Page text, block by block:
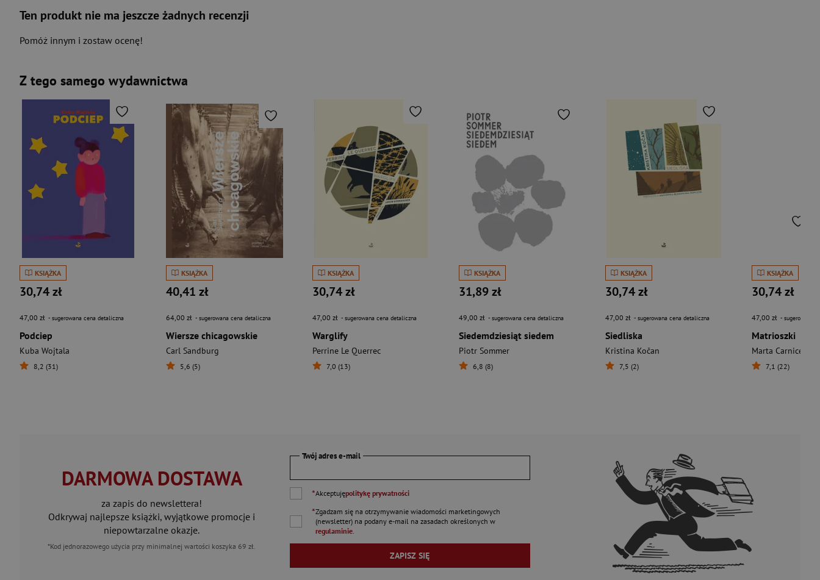
Ten produkt nie ma jeszcze żadnych recenzji
Pomóż innym i zostaw ocenę!
Z tego samego wydawnictwa
KSIĄŻKA
30,74 zł
47,00 zł - sugerowana cena detaliczna
Podciep
Kuba Wojtala
8,2 (31)
KSIĄŻKA
40,41 zł
64,00 zł - sugerowana cena detaliczna
Wiersze chicagowskie
Carl Sandburg
5,6 (5)
KSIĄŻKA
30,74 zł
47,00 zł - sugerowana cena detaliczna
Warglify
Perrine Le Querrec
7,0 (13)
KSIĄŻKA
31,89 zł
49,00 zł - sugerowana cena detaliczna
Siedemdziesiąt siedem
Piotr Sommer
6,8 (8)
KSIĄŻKA
30,74 zł
47,00 zł - sugerowana cena detaliczna
Siedliska
Kristina Kočan
7,5 (2)
KSIĄŻKA
30,74 zł
47,00 zł - sugerowana
Matrioszki
Marta Carnicero
7,1 (22)
DARMOWA DOSTAWA
za zapis do newslettera!
Odkrywaj najlepsze książki, wyjątkowe promocje i
niepowtarzalne okazje.
*Kod jednorazowego użycia przy minimalnej wartości koszyka 69 zł.
Twój adres e-mail
*Akceptujępolitykę prywatności
*Zgadzam się na otrzymywanie wiadomości marketingowych
(newsletter) na podanye-mail na zasadach określonych w
regulaminie
ZAPISZ SIĘ